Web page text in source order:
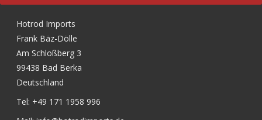
Hotrod Imports
Frank Bäz-Dölle
Am Schloßberg 3
99438 Bad Berka
Deutschland
Tel: +49 171 1958 996